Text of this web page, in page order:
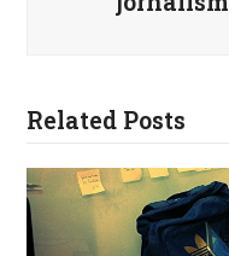
Related Posts